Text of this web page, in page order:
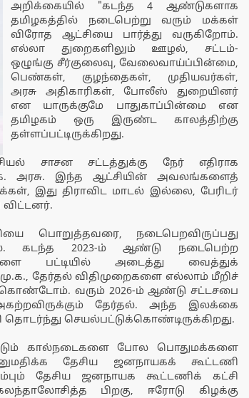
அறிக்கையில் "கடந்த 4 ஆண்டுகளாக
தமிழகத்தில் நடைபெற்று வரும் மக்கள்
விரோத ஆட்சியை பார்த்து வருகிறோம்.
எல்லா துறைகளிலும் ஊழல், சட்டம்-
ஒழுங்கு சீர்குலைவு, வேலைவாய்ப்பின்மை,
பெண்கள், குழந்தைகள், முதியவர்கள்,
அரசு அதிகாரிகள், போலீஸ் துறையினர்
என யாருக்குமே பாதுகாப்பின்மை என
தமிழகம் ஒரு இருண்ட காலத்திற்கு
தள்ளப்பட்டிருக்கிறது.
சாசன சட்டத்துக்கு நேர் எதிராக
அரசு. இந்த ஆட்சியின் அவலங்களைத்
இது திராவிட மாடல் இல்லை, பேரிடர்
பொறுத்தவரை, நடைபெறவிருப்பது
கடந்த 2023-ம் ஆண்டு நடைபெற்ற
பட்டியில் அடைத்து வைத்துக்
தேர்தல் விதிமுறைகளை எல்லாம் மீறிச்
வரும் 2026-ம் ஆண்டு சட்டசபை
தேர்தல். அந்த இலக்கை
செயல்பட்டுக்கொண்டிருக்கிறது.
கால்நடைகளை போல பொதுமக்களை
தேசிய ஜனநாயகக் கூட்டணி
தேசிய ஜனநாயக கூட்டணிக் கட்சி
பிறகு, ஈரோடு கிழக்கு